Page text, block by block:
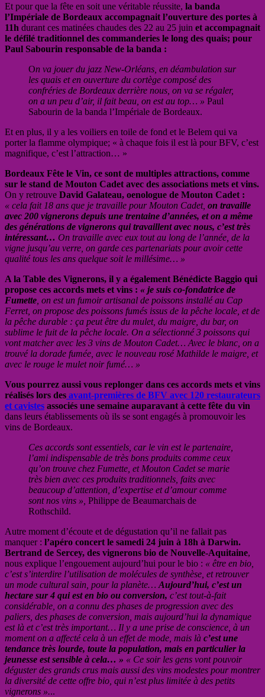
Et pour que la fête en soit une véritable réussite, la banda
l’Impériale de Bordeaux accompagnait l’ouverture des portes à
11h durant ces matinées chaudes des 22 au 25 juin et accompagnait
le défilé traditionnel des commanderies le long des quais; pour
Paul Sabourin responsable de la banda :
On va jouer du jazz New-Orléans, en déambulation sur
les quais et en ouverture du cortège composé des
confréries de Bordeaux derrière nous, on va se régaler,
on a un peu d’air, il fait beau, on est au top… » Paul
Sabourin de la banda l’Impériale de Bordeaux.
Et en plus, il y a les voiliers en toile de fond et le Belem qui va
porter la flamme olympique; « à chaque fois il est là pour BFV, c’est
magnifique, c’est l’attraction… »
Bordeaux Fête le Vin, ce sont de multiples attractions, comme
sur le stand de Mouton Cadet avec des associations mets et vins.
On y retrouve David Galateau, oenologue de Mouton Cadet :
« cela fait 18 ans que je travaille pour Mouton Cadet, on travaille
avec 200 vignerons depuis une trentaine d’années, et on a même
des générations de vignerons qui travaillent avec nous, c’est très
intéressant… On travaille avec eux tout au long de l’année, de la
vigne jusqu’au verre, on garde ces partenariats pour avoir cette
qualité tous les ans quelque soit le millésime… »
A la Table des Vignerons, il y a également Bénédicte Baggio qui
propose ces accords mets et vins : « je suis co-fondatrice de
Fumette , on est un fumoir artisanal de poissons installé au Cap
Ferret, on propose des poissons fumés issus de la pêche locale, et de
la pêche durable : ça peut être du mulet, du maigre, du bar, on
sublime le fuit de la pêche locale. On a sélectionné 3 poissons qui
vont matcher avec les 3 vins de Mouton Cadet… Avec le blanc, on a
trouvé la dorade fumée, avec le nouveau rosé Mathilde le maigre, et
avec le rouge le mulet noir fumé… »
Vous pourrez aussi vous replonger dans ces accords mets et vins
réalisés lors des avant-premières de BFV avec 120 restaurateurs
et cavistes associés une semaine auparavant à cette fête du vin
dans leurs établissements où ils se sont engagés à promouvoir les
vins de Bordeaux.
Ces accords sont essentiels, car le vin est le partenaire,
l’ami indispensable de très bons produits comme ceux
qu’on trouve chez Fumette, et Mouton Cadet se marie
très bien avec ces produits traditionnels, faits avec
beaucoup d’attention, d’expertise et d’amour comme
sont nos vins », Philippe de Beaumarchais de
Rothschild.
Autre moment d’écoute et de dégustation qu’il ne fallait pas
manquer : l’apéro concert le samedi 24 juin à 18h à Darwin.
Bertrand de Sercey, des vignerons bio de Nouvelle-Aquitaine,
nous explique l’engouement aujourd’hui pour le bio : « être en bio,
c’est s’interdire l’utilisation de molécules de synthèse, et retrouver
un mode cultural sain, pour la planète… Aujourd’hui, c’est un
hectare sur 4 qui est en bio ou conversion, c’est tout-à-fait
considérable, on a connu des phases de progression avec des
paliers, des phases de conversion, mais aujourd’hui la dynamique
est là et c’est très important… Il y a une prise de conscience, à un
moment on a affecté cela à un effet de mode, mais là c’est une
tendance très lourde, toute la population, mais en particulier la
jeunesse est sensible à cela… » « Ce soir les gens vont pouvoir
déguster des grands crus mais aussi des vins modestes pour montrer
la diversité de cette offre bio, qui n’est plus limitée à des petits
vignerons »...